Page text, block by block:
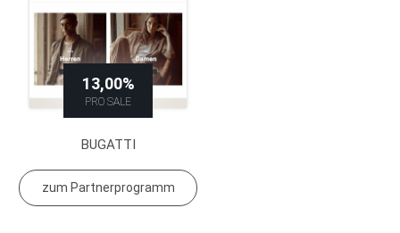
13,00%
PRO SALE
BUGATTI
zum Partnerprogramm